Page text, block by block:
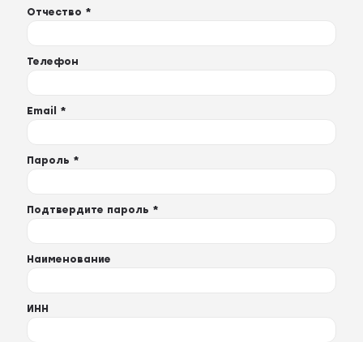
Отчество *
Телефон
Email *
Пароль *
Подтвердите пароль *
Наименование
ИНН